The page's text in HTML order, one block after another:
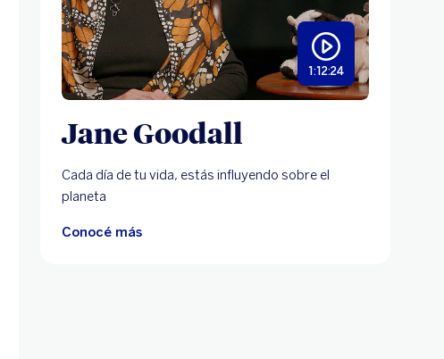
1:12:24
Jane Goodall
Cada día de tu vida, estás influyendo sobre el
planeta
Conocé más